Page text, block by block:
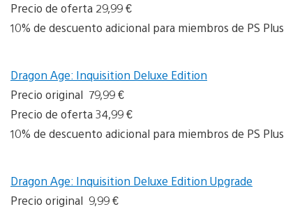
Precio de oferta 29,99 €
10% de descuento adicional para miembros de PS Plus
Dragon Age: Inquisition Deluxe Edition
Precio original 79,99 €
Precio de oferta 34,99 €
10% de descuento adicional para miembros de PS Plus
Dragon Age: Inquisition Deluxe Edition Upgrade
Precio original 9,99 €